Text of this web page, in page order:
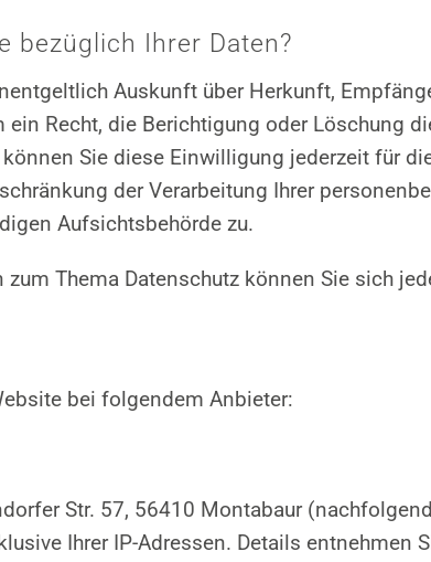
bezüglich Ihrer Daten?
Auskunft über Herkunft,
ein Recht, die Berichtigung oder Löschung
Sie diese Einwilligung jederzeit für
der Verarbeitung Ihrer
Aufsichtsbehörde zu.
Thema Datenschutz können Sie sich
bei folgendem Anbieter:
Str. 57, 56410 Montabaur
Ihrer IP-Adressen. Details entnehmen